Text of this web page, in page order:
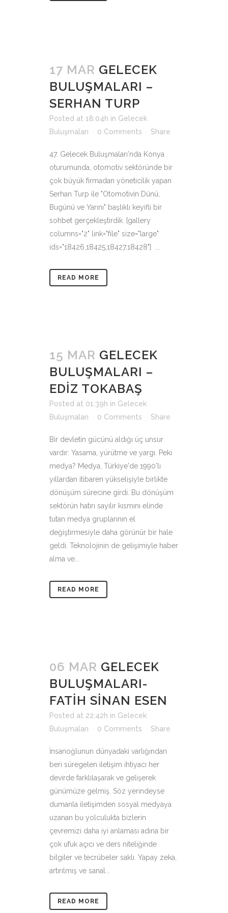
17 MAR GELECEK
BULUŞMALARI –
SERHAN TURP
Posted at 18:04h in Gelecek
Buluşmaları
0 Comments Share
47. Gelecek Buluşmaları'nda Konya
oturumunda, otomotiv sektöründe bir
çok büyük firmadan yöneticilik yapan
Serhan Turp ile "Otomotivin Dünü,
Bugünü ve Yarını" başlıklı keyifli bir
sohbet gerçekleştirdik. [gallery
columns="2" link="file" size="large"
ids="18426,18425,18427,18428"] ...
READ MORE
15 MAR GELECEK
BULUŞMALARI –
EDİZ TOKABAŞ
Posted at 01:39h in Gelecek
Buluşmaları
0 Comments Share
Bir devletin gücünü aldığı üç unsur
vardır: Yasama, yürütme ve yargı. Peki
medya? Medya, Türkiye'de 1990'lı
yıllardan itibaren yükselişiyle birlikte
dönüşüm sürecine girdi. Bu dönüşüm
sektörün hatırı sayılır kısmını elinde
tutan medya gruplarının el
değiştirmesiyle daha görünür bir hale
geldi. Teknolojinin de gelişimiyle haber
alma ve...
READ MORE
06 MAR GELECEK
BULUŞMALARI-
FATİH SİNAN ESEN
Posted at 22:42h in Gelecek
Buluşmaları
0 Comments Share
İnsanoğlunun dünyadaki varlığından
beri süregelen iletişim ihtiyacı her
devirde farklılaşarak ve gelişerek
günümüze gelmiş. Söz yerindeyse
dumanla iletişimden sosyal medyaya
uzanan bu yolculukta bizlerin
çevremizi daha iyi anlaması adına bir
çok ufuk açıcı ve ders niteliğinde
bilgiler ve tecrübeler saklı. Yapay zeka,
artırılmış ve sanal...
READ MORE